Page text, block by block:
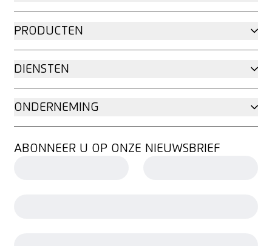
PRODUCTEN
DIENSTEN
ONDERNEMING
ABONNEER U OP ONZE NIEUWSBRIEF